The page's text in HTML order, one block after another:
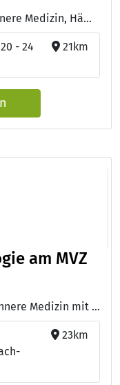
Ärzte: Inka Hubo, Fachärztin für Innere Medizin, Hämatologie und Onkologie - Theodoros Skentos, Facharzt für Innere Medizin, Hämatologie und Onkologie
- 24
21km
am MVZ
Ärzte: Mona Fiege, Fachärztin für Innere Medizin mit Schwerpunkt Hämatologie und Onkologie, ärztliche Leitung - Dr. med. Christoph Losem, Facharzt für Innere Medizin mit Schwerpunkt Hämatologie und Onkologie - Nina Evers, Fachärztin für Innere Medizin mit Schwerpunkt Hämatologie und Onkologie, Palliativmedizin - Janos Schwartze, Facharzt für Psychiatrie und Psychotherapie
23km